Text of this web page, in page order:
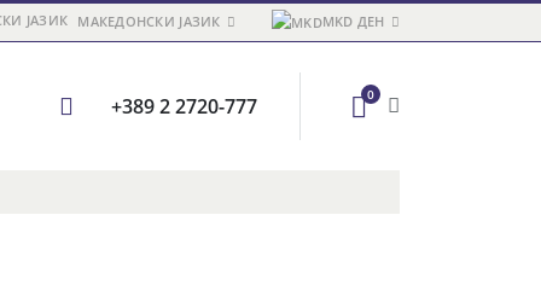
МАКЕДОНСКИ ЈАЗИК MKD ДЕН
+389 2 2720-777 0